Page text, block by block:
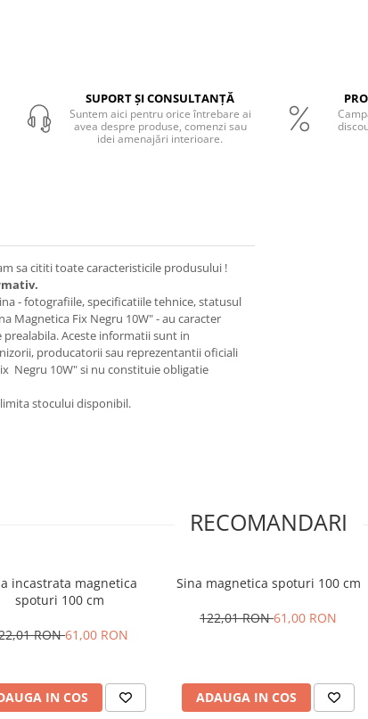
SUPORT ȘI CONSULTANȚĂ
Suntem aici pentru orice întrebare ai
avea despre produse, comenzi sau
idei amenajări interioare.
sa cititi toate caracteristicile produsului !
- fotografiile, specificatiile tehnice, statusul
Magnetica Fix Negru 10W" - au caracter
Aceste informatii sunt in
producatorii sau reprezentantii oficiali
Negru 10W" si nu constituie obligatie
stocului disponibil.
RECOMANDARI
incastrata magnetica
spoturi 100 cm
RON61,00 RON
IN COS
Sina magnetica spoturi 100 cm
122,01 RON61,00 RON
ADAUGA IN COS